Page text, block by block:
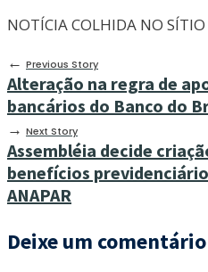
NOTÍCIA COLHIDA NO
← Previous Story
Alteração na regra de
bancários do Banco do
→ Next Story
Assembléia decide
benefícios
ANAPAR
Deixe um comentário